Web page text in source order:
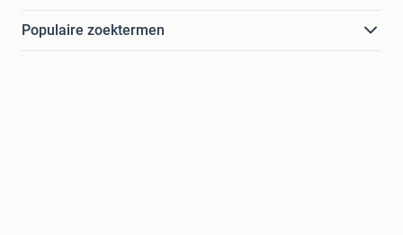
Populaire zoektermen